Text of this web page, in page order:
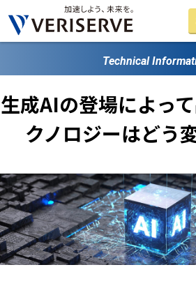
Technical
生成AIの登場によっ
クノロジーはどう